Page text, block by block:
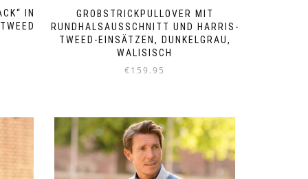
IN
GROBSTRICKPULLOVER MIT
RUNDHALSAUSSCHNITT UND HARRIS-
TWEED-EINSÄTZEN, DUNKELGRAU,
WALISISCH
€159.95
weist
mehrere
Varianten
auf.
Die